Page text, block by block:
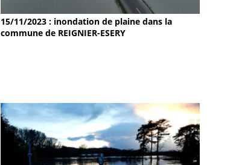
15/11/2023 : inondation de plaine dans la
commune de REIGNIER-ESERY